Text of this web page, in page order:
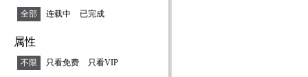
全部 连载中 已完成
属性
不限 只看免费 只看VIP